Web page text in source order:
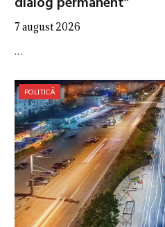
7 august 2026
…
POLITICĂ